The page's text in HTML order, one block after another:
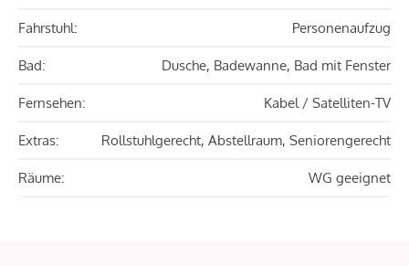
Fahrstuhl: Personenaufzug
Bad: Dusche, Badewanne, Bad mit Fenster
Fernsehen: Kabel / Satelliten-TV
Extras: Rollstuhlgerecht, Abstellraum, Seniorengerecht
Räume: WG geeignet